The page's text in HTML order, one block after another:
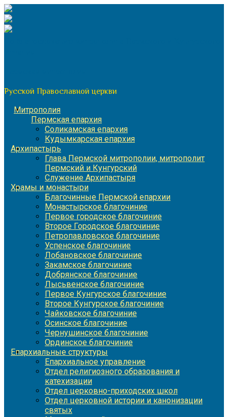
Перейти
к
содержимому
Русской Православной церкви
Митрополия
Пермская епархия
Соликамская епархия
Кудымкарская епархия
Архипастырь
Глава Пермской митрополии, митрополит
Пермский и Кунгурский
Служение Архипастыря
Храмы и монастыри
Благочинные Пермской епархии
Монастырское благочиние
Первое городское благочиние
Второе Городское благочиние
Петропавловское благочиние
Успенское благочиние
Лобановское благочиние
Закамское благочиние
Добрянское благочиние
Лысьвенское благочиние
Первое Кунгурское благочиние
Второе Кунгурское благочиние
Чайковское благочиние
Осинское благочиние
Чернушинское благочиние
Ординское благочиние
Епархиальные структуры
Епархиальное управление
Отдел религиозного образования и
катехизации
Отдел церковно-приходских школ
Отдел церковной истории и канонизации
святых